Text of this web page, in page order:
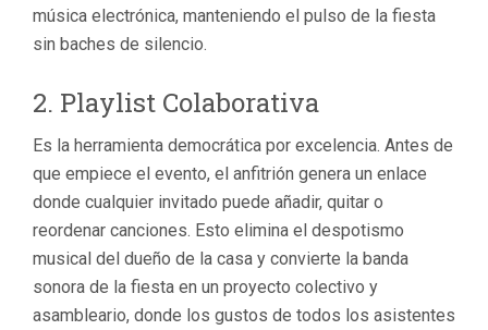
música electrónica, manteniendo el pulso de la fiesta
sin baches de silencio.
2. Playlist Colaborativa
Es la herramienta democrática por excelencia. Antes de
que empiece el evento, el anfitrión genera un enlace
donde cualquier invitado puede añadir, quitar o
reordenar canciones. Esto elimina el despotismo
musical del dueño de la casa y convierte la banda
sonora de la fiesta en un proyecto colectivo y
asambleario, donde los gustos de todos los asistentes